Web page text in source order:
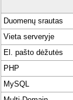
Duomenų srautas
Vieta serveryje
El. pašto dėžutės
PHP
MySQL